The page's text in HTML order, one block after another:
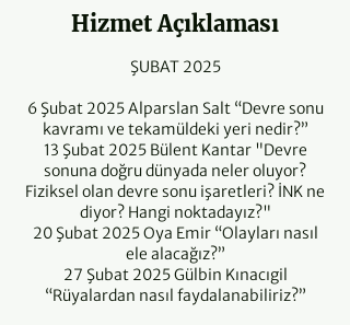
Hizmet Açıklaması
ŞUBAT 2025
6 Şubat 2025 Alparslan Salt “Devre sonu
kavramı ve tekamüldeki yeri nedir?”
13 Şubat 2025 Bülent Kantar "Devre
sonuna doğru dünyada neler oluyor?
Fiziksel olan devre sonu işaretleri? İNK ne
diyor? Hangi noktadayız?"
20 Şubat 2025 Oya Emir “Olayları nasıl
ele alacağız?”
27 Şubat 2025 Gülbin Kınacıgil
“Rüyalardan nasıl faydalanabiliriz?”